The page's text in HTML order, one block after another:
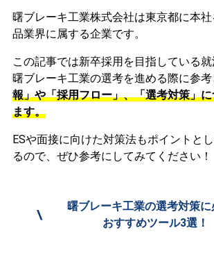
曙ブレーキ工業株式会社は東京都に本
品業界に属する企業です。
この記事では新卒採用を目指している就
曙ブレーキ工業の選考を進める際に参考
報」や「採用フロー」、「選考対策」
ます。
ESや面接に向けた対策法もポイントと
るので、ぜひ参考にしてみてください！
\
曙ブレーキ工業の選考対策に
おすすめツール3選！